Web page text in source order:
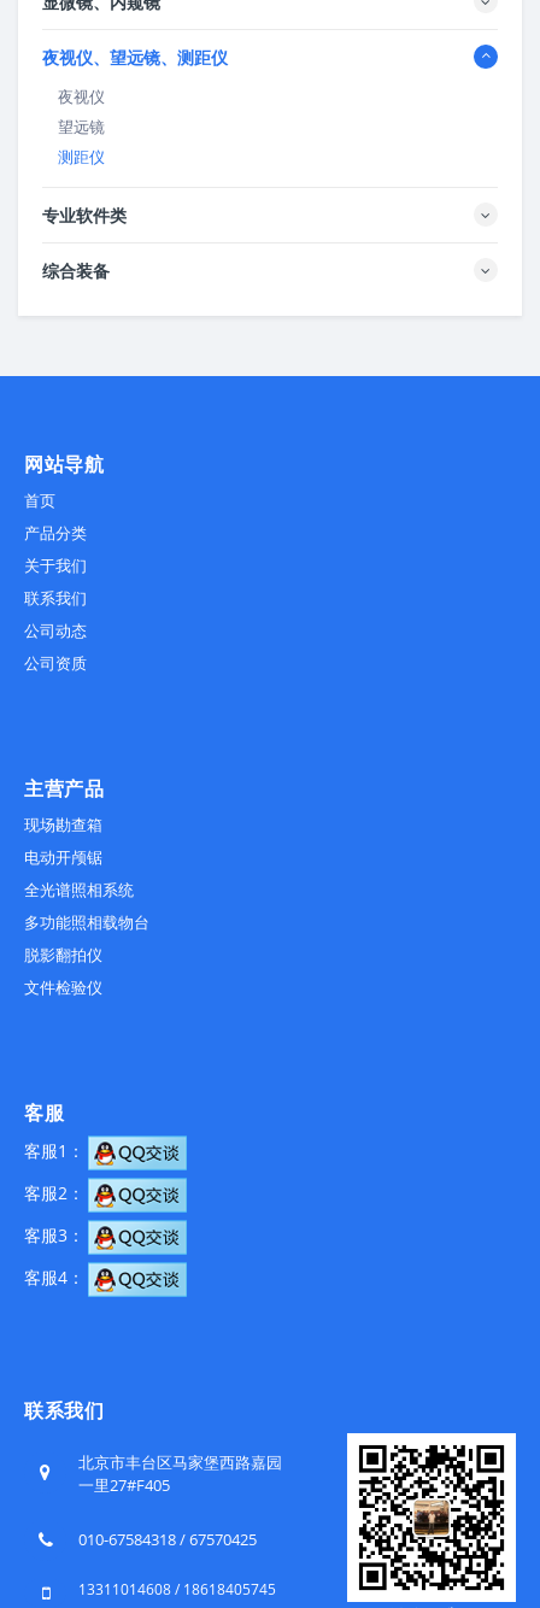
夜视仪、望远镜、测距仪
夜视仪
望远镜
测距仪
专业软件类
综合装备
网站导航
首页
产品分类
关于我们
联系我们
公司动态
公司资质
主营产品
现场勘查箱
电动开颅锯
全光谱照相系统
多功能照相载物台
脱影翻拍仪
文件检验仪
客服
客服1：
客服2：
客服3：
客服4：
联系我们
北京市丰台区马家堡西路嘉园
一里27#F405
010-67584318 / 67570425
13311014608 / 18618405745